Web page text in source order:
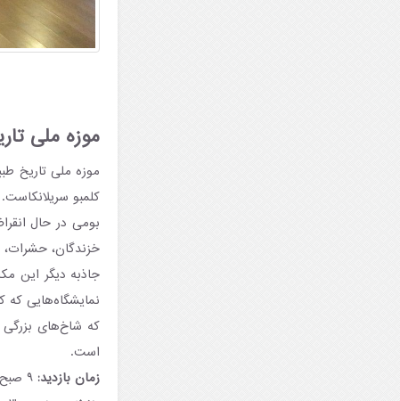
موزه ملی
موزه ملی تاریخ
بومی در حال
خزندگان،
که شاخ‌های
است.
زمان بازدید: